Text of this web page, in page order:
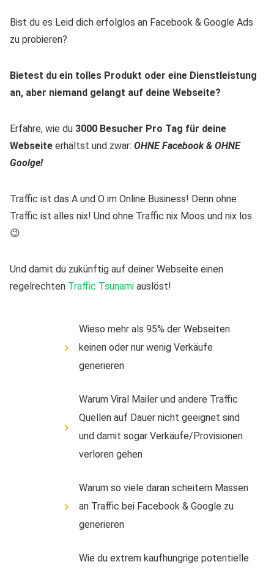
Bist du es Leid dich erfolglos an Facebook & Google Ads
zu probieren?
Bietest du ein tolles Produkt oder eine Dienstleistung
an, aber niemand gelangt auf deine Webseite?
Erfahre, wie du 3000 Besucher Pro Tag für deine
Webseite erhältst und zwar: OHNE Facebook & OHNE
Goolge!
Traffic ist das A und O im Online Business! Denn ohne
Traffic ist alles nix! Und ohne Traffic nix Moos und nix los
😉
Und damit du zukünftig auf deiner Webseite einen
regelrechten Traffic Tsunami auslöst!
Wieso mehr als 95% der Webseiten
keinen oder nur wenig Verkäufe
generieren
Warum Viral Mailer und andere Traffic
Quellen auf Dauer nicht geeignet sind
und damit sogar Verkäufe/Provisionen
verloren gehen
Warum so viele daran scheitern Massen
an Traffic bei Facebook & Google zu
generieren
Wie du extrem kaufhungrige potentielle